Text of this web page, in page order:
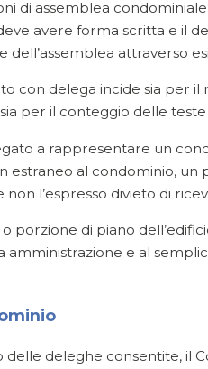
di assemblea condominiale
avere forma scritta e il
dell’assemblea attraverso
con delega incide sia per
per il conteggio delle
a rappresentare un
estraneo al condominio, un
l’espresso divieto di
porzione di piano
amministrazione e al
deleghe consentite, il